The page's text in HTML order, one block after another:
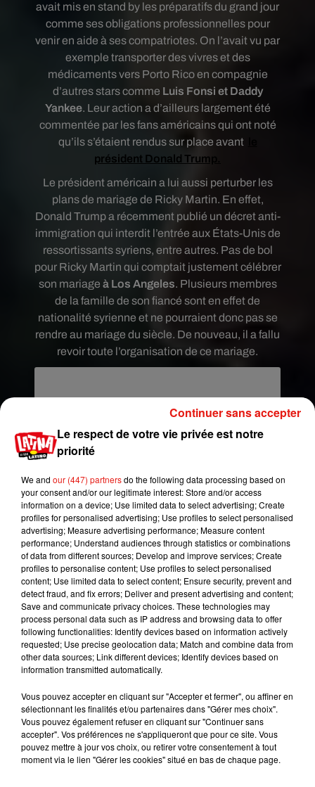
avait mis en stand by les préparatifs du grand jour
comme ses obligations professionnelles pour
venir en aide à ses compatriotes. On l’avait vu par
exemple transporter des vivres et des
médicaments vers Porto Rico en compagnie
d’autres stars comme Luis Fonsi et Daddy
Yankee. Leur action a d’ailleurs largement été
commentée par les fans américains qui ont noté
qu’ils s’étaient rendus sur place avant
président Donald Trump.
Le président américain a lui aussi perturber les
plans de mariage de Ricky Martin. En effet,
Donald Trump a récemment publié un décret anti-
immigration qui interdit l’entrée aux États-Unis de
ressortissants syriens, entre autres. Pas de bol
pour Ricky Martin qui comptait justement célébrer
son mariage à Los Angeles. Plusieurs membres
de la famille de son fiancé sont en effet de
nationalité syrienne et ne pourraient donc pas se
rendre au mariage du siècle. De nouveau, il a fallu
revoir toute l’organisation de ce mariage.
Good energy and good thoughts in the middle of
chaos. ❤️�x!Èx!�❤️ #rebuild #PuertoRico se
levanta #Allin4PR �x�: @omarcruzphoto
Une publication partagée par Ricky (@ricky_martin) le
Le respect de votre vie privée est notre
priorité
We and our (447) partnersdo the following data processing based on
your consent and/or our legitimate interest: Store and/or access
information on a device; Use limited data to select advertising; Create
profiles for personalised advertising; Use profiles to select personalised
advertising; Measure advertising performance; Measure content
performance; Understand audiences through statistics or combinations
of data from different sources; Develop and improve services; Create
profiles to personalise content; Use profiles to select personalised
content; Use limited data to select content; Ensure security, prevent and
detect fraud, and fix errors; Deliver and present advertising and content;
Save and communicate privacy choices. These technologies may
process personal data such as IP address and browsing data to offer
following functionalities: Identify devices based on information actively
requested; Use precise geolocation data; Match and combine data from
other data sources; Link different devices; Identify devices based on
information transmitted automatically.
Vous pouvez accepter en cliquant sur "Accepter et fermer", ou affiner en
sélectionnant les finalités et/ou partenaires dans "Gérer mes choix".
Vous pouvez également refuser en cliquant sur "Continuer sans
accepter". Vos préférences ne s'appliqueront que pour ce site. Vous
pouvez mettre à jour vos choix, ou retirer votre consentement à tout
moment via le lien "Gérer les cookies" situé en bas de chaque page.
Continuer sans accepter